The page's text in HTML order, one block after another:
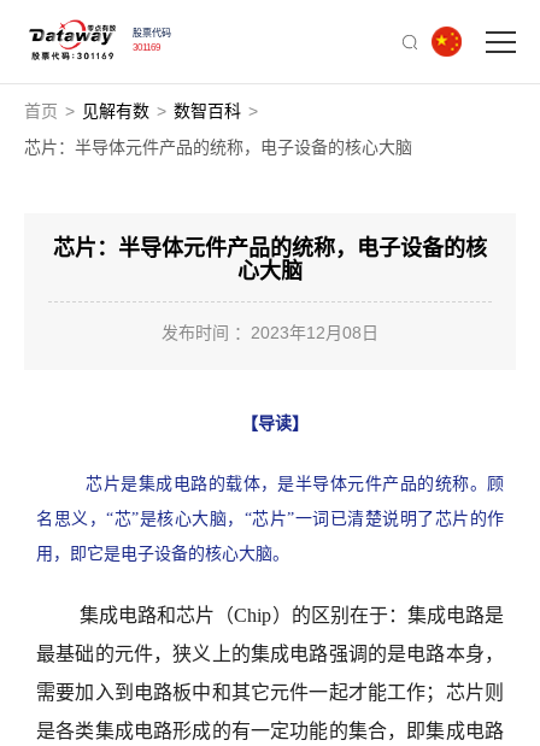
股票代码
301169
首页 > 见解有数 > 数智百科 >
芯片：半导体元件产品的统称，电子设备的核心大脑
芯片：半导体元件产品的统称，电子设备的核
心大脑
发布时间 ：2023年12月08日
【导读】
芯片是集成电路的载体，是半导体元件产品的统称。顾
名思义，“芯”是核心大脑，“芯片”一词已清楚说明了芯片的作
用，即它是电子设备的核心大脑。
集成电路和芯片（Chip）的区别在于：集成电路是
最基础的元件，狭义上的集成电路强调的是电路本身，
需要加入到电路板中和其它元件一起才能工作；芯片则
是各类集成电路形成的有一定功能的集合，即集成电路